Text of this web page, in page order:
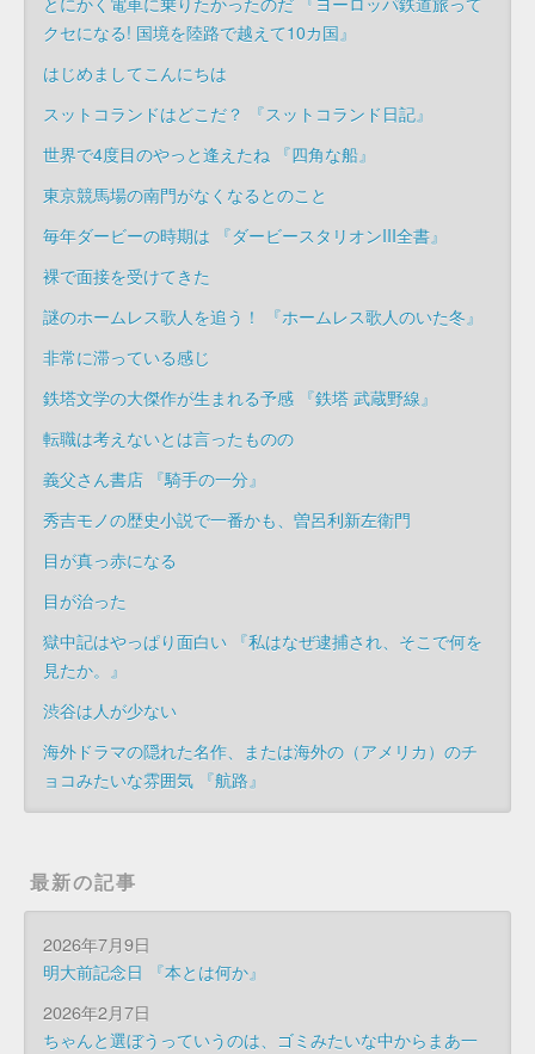
クセになる! 国境を陸路で越えて10カ国』
はじめましてこんにちは
スットコランドはどこだ？ 『スットコランド日記』
世界で4度目のやっと逢えたね 『四角な船』
東京競馬場の南門がなくなるとのこと
毎年ダービーの時期は 『ダービースタリオンIII全書』
裸で面接を受けてきた
謎のホームレス歌人を追う！ 『ホームレス歌人のいた冬』
非常に滞っている感じ
鉄塔文学の大傑作が生まれる予感 『鉄塔 武蔵野線』
転職は考えないとは言ったものの
義父さん書店 『騎手の一分』
秀吉モノの歴史小説で一番かも、曽呂利新左衛門
目が真っ赤になる
目が治った
獄中記はやっぱり面白い 『私はなぜ逮捕され、そこで何を
見たか。』
渋谷は人が少ない
海外ドラマの隠れた名作、または海外の（アメリカ）のチ
ョコみたいな雰囲気 『航路』
最新の記事
2026年7月9日
明大前記念日 『本とは何か』
2026年2月7日
ちゃんと選ぼうっていうのは、ゴミみたいな中からまあ一